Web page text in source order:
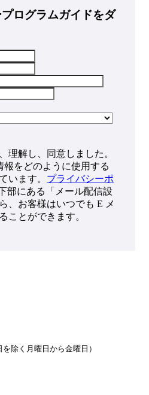
ログラムガイドをダ
理解し、同意しました。
報をどのように使用する
います。 プライバシーポ
部にある「メール配信設
、お客様はいつでも E メ
ことができます。
除く月曜日から金曜日）